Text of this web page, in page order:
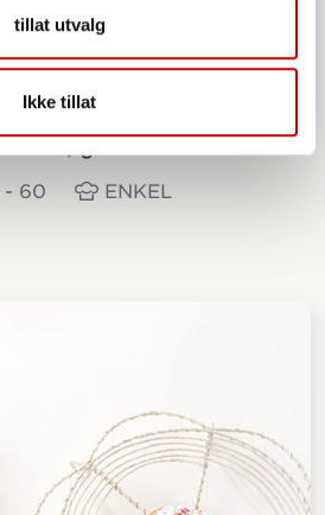
tillat utvalg
Ikke tillat
glutenfri
60 ENKEL